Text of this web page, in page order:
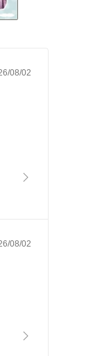
08/02
08/02